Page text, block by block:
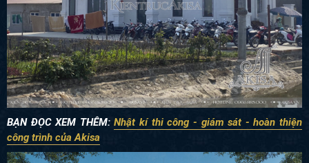
BẠN ĐỌC XEM THÊM:Nhật kí thi công - giám sát - hoàn thiện
công trình của Akisa